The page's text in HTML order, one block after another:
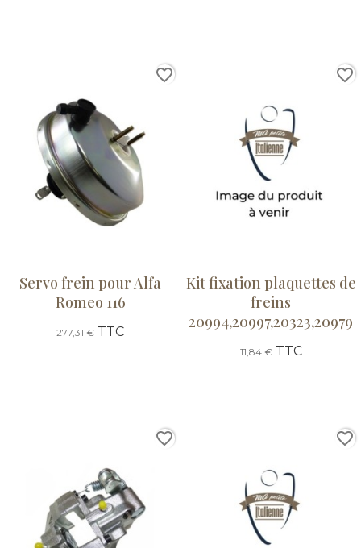
Servo frein pour Alfa
Romeo 116
277,31 € TTC
favorite_border
Kit fixation plaquettes de
freins
20994,20997,20323,20979
11,84 €TTC
favorite_border
favorite_border favorite_border